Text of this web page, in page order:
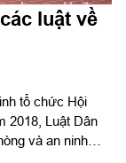
luật về
tổ chức Hội
2018, Luật Dân
và an ninh